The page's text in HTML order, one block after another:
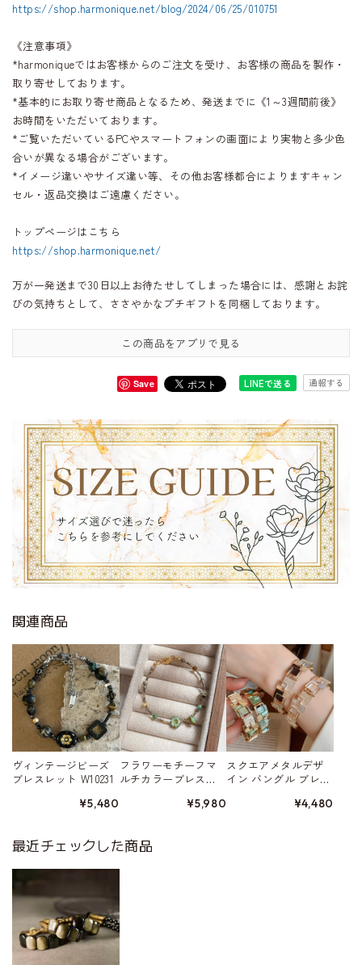
https://shop.harmonique.net/blog/2024/06/25/010751
《注意事項》
*harmoniqueではお客様からのご注文を受け、お客様の商品を製作・
取り寄せしております。
*基本的にお取り寄せ商品となるため、発送までに《1～3週間前後》
お時間をいただいております。
*ご覧いただいているPCやスマートフォンの画面により実物と多少色
合いが異なる場合がございます。
*イメージ違いやサイズ違い等、その他お客様都合によりますキャン
セル・返品交換はご遠慮ください。
トップページはこちら
https://shop.harmonique.net/
万が一発送まで30日以上お待たせしてしまった場合には、感謝とお詫
びの気持ちとして、ささやかなプチギフトを同梱しております。
この商品をアプリで見る
Save LINEで送る 通報する
関連商品
ヴィンテージビーズ
ブレスレット W10231
¥5,480
フラワーモチーフマ
ルチカラーブレス
¥5,980
スクエアメタルデザ
イン バングル ブレス
¥4,480
最近チェックした商品